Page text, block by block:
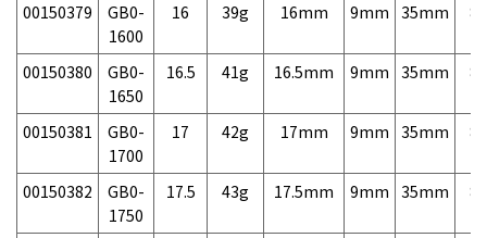
00150379
GB0-
1600
16 39g 16mm 9mm 35mm
00150380
GB0-
1650
16.5 41g 16.5mm 9mm 35mm
00150381
GB0-
1700
17 42g 17mm 9mm 35mm
00150382
GB0-
1750
17.5 43g 17.5mm 9mm 35mm